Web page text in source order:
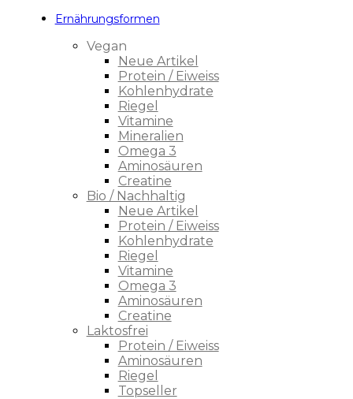
Ernährungsformen
Vegan
Neue Artikel
Protein / Eiweiss
Kohlenhydrate
Riegel
Vitamine
Mineralien
Omega 3
Aminosäuren
Creatine
Bio / Nachhaltig
Neue Artikel
Protein / Eiweiss
Kohlenhydrate
Riegel
Vitamine
Omega 3
Aminosäuren
Creatine
Laktosfrei
Protein / Eiweiss
Aminosäuren
Riegel
Topseller